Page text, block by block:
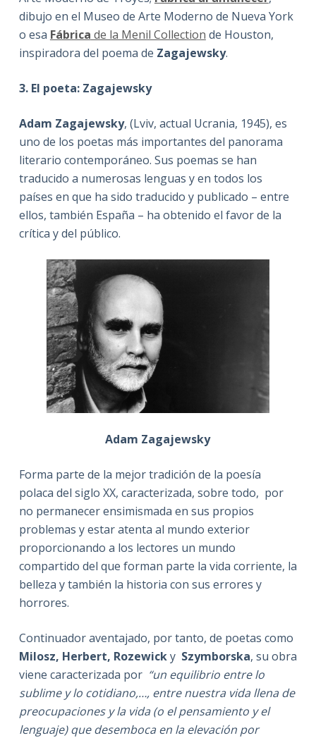
dibujo en el Museo de Arte Moderno de Nueva York
o esa Fábrica de la Menil Collection de Houston,
inspiradora del poema de Zagajewsky.
3. El poeta: Zagajewsky
Adam Zagajewsky, (Lviv, actual Ucrania, 1945), es
uno de los poetas más importantes del panorama
literario contemporáneo. Sus poemas se han
traducido a numerosas lenguas y en todos los
países en que ha sido traducido y publicado – entre
ellos, también España – ha obtenido el favor de la
crítica y del público.
Adam Zagajewsky
Forma parte de la mejor tradición de la poesía
polaca del siglo XX, caracterizada, sobre todo, por
no permanecer ensimismada en sus propios
problemas y estar atenta al mundo exterior
proporcionando a los lectores un mundo
compartido del que forman parte la vida corriente, la
belleza y también la historia con sus errores y
horrores.
Continuador aventajado, por tanto, de poetas como
Milosz, Herbert, Rozewicky Szymborska, su obra
viene caracterizada por “un equilibrio entre lo
sublime y lo cotidiano,…, entre nuestra vida llena de
preocupaciones y la vida (o el pensamiento y el
lenguaje) que desemboca en la elevación por